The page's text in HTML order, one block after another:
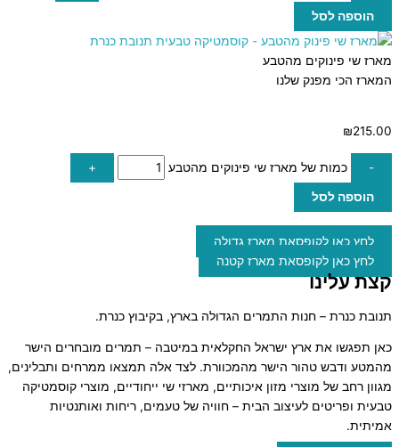
הוספה לסל
מארז שי פינוקים מהטבע
המארז הכי מפנק שלנו
₪215.00
- כמות של מארז שי פינוקים מהטבע +
הוספה לסל
לחץ כאן לקופסאת מארז גדולה
לחץ כאן לקופסאת מארז קטנה
קצת עלינו
תנובת כנרת – חנות התמרים הגדולה בארץ, בקיבוץ כנרת.
כאן תפגשו את ארץ ישראל החקלאית במיטבה – תמרים מובחרים הישר
מהמטע ודבש טהור הישר מהמכוורת. לצד אלה תמצאו ממרחים ותבלינים,
מגוון רחב של מוצרי מזון איכותיים, מארזי שי ייחודיים, מוצרי קוסמטיקה
טבעית ופריטים לעיצוב הבית – חוויה של טעמים, ריחות ואותנטיות
אמיתית.